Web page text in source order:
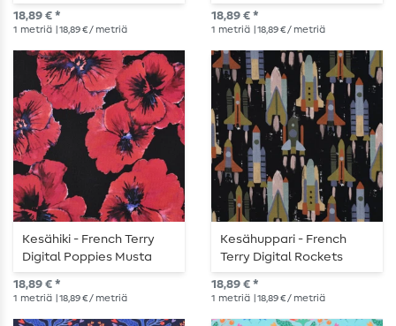
Musta
18,89 € *
1 metriä | 18,89 € / metriä
Navy
18,89 € *
1 metriä | 18,89 € / metriä
Kesähiki - French Terry
Digital Poppies Musta
18,89 € *
1 metriä | 18,89 € / metriä
Kesähuppari - French
Terry Digital Rockets
Musta
18,89 € *
1 metriä | 18,89 € / metriä